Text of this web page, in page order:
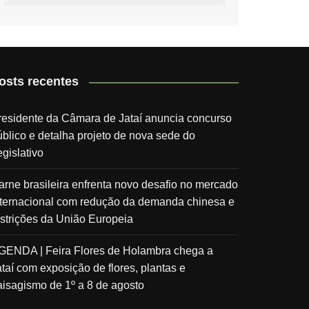
recentes
da Câmara de Jataí anuncia concurso
e detalha projeto de nova sede do
brasileira enfrenta novo desafio no mercado
com redução da demanda chinesa e
da União Europeia
| Feira Flores de Holambra chega a
com exposição de flores, plantas e
de 1º a 8 de agosto